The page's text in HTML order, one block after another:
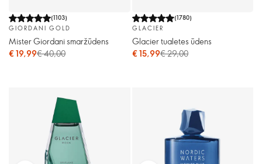
(1103)
GIORDANI GOLD
Mister Giordani smaržūdens
€ 19,99€ 40,00
(1780)
GLACIER
Glacier tualetes ūdens
€ 15,99€ 29,00